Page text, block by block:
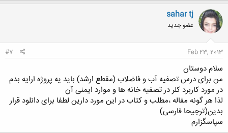
ک
ن
ش
ه
ا
sahar tj
عضو جدید
Feb 23, 2013
#7
سلام دوستان
من برای درس تصفیه آب و فاضلاب (مقطع ارشد) باید یه پروژه ارایه بدم
در مورد کاربرد کلر در تصفیه خانه ها و موارد ایمنی آن
لذا هر گونه مفاله ،مطلب و کتاب در این مورد دارین لطفا برای دانلود قرار
بدین(ترجیحا فارسی)
سپاسگزارم